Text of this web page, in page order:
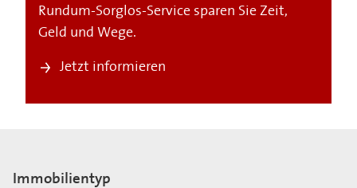
Rundum-Sorglos-Service sparen Sie Zeit,
Geld und Wege.
Jetzt informieren
Immobilientyp